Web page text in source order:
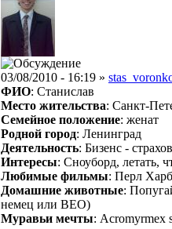
03/08/2010 - 16:19 »
ФИО: Станислав
Место жительства: Санкт-
Семейное положение: женат
Родной город: Ленинград
Деятельность: Бизенс -
Интересы: Сноуборд, летать,
Любимые фильмы: Перл
Домашние животные:
немец или ВЕО)
Муравьи мечты: Acromyrmex